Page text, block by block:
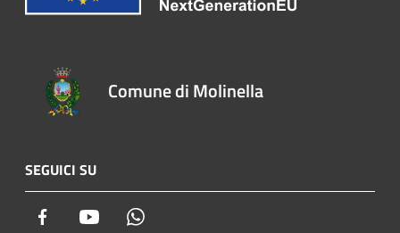
Comune di Molinella
SEGUICI SU
Facebook Youtube